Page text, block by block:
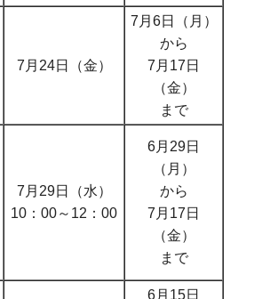
7月24日（金）
7月6日（月）
から
7月17日
（金）
まで
7月29日（水）
10：00～12：00
6月29日
（月）
から
7月17日
（金）
まで
6月15日